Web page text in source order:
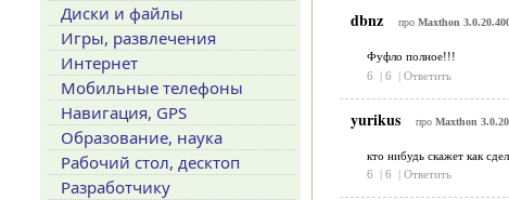
dbnz про Maxthon
Фуфло полное!!!
6
| 6 | Ответить
yurikus про Maxthon
кто нибудь скажет как
6
| 6 | Ответить
Диски и файлы
Игры, развлечения
Интернет
Мобильные телефоны
Навигация, GPS
Образование, наука
Рабочий стол, десктоп
Разработчику